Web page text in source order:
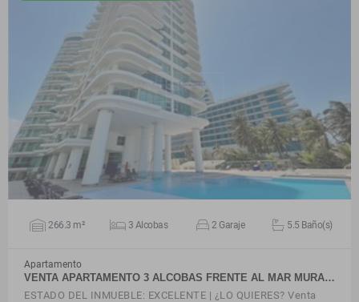
VER DETALLES
266.3 m² 3 Alcobas 2 Garaje 5.5 Baño(s)
Apartamento
VENTA APARTAMENTO 3 ALCOBAS FRENTE AL MAR MURA…
ESTADO DEL INMUEBLE: EXCELENTE | ¿LO QUIERES? Venta